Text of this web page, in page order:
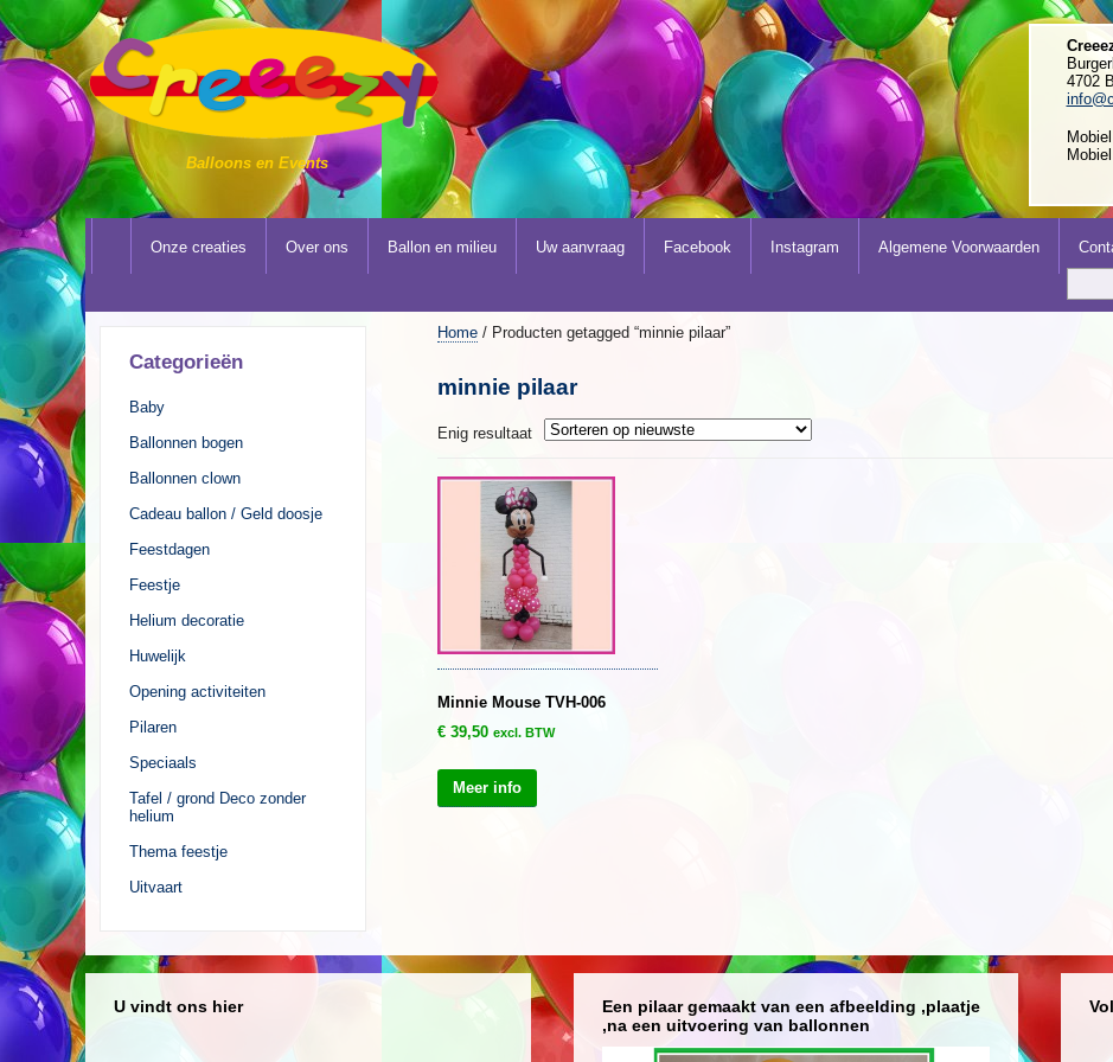
Balloons en Events
4702
Onze creaties Over ons Ballon en milieu Uw aanvraag Facebook Instagram Algemene Voorwaarden
Categorieën
Baby
Ballonnen bogen
Ballonnen clown
Cadeau ballon / Geld doosje
Feestdagen
Feestje
Helium decoratie
Huwelijk
Opening activiteiten
Pilaren
Speciaals
Tafel / grond Deco zonder
helium
Thema feestje
Uitvaart
Home / Producten getagged “minnie pilaar”
minnie pilaar
Enig resultaat
Minnie Mouse TVH-006
€ 39,50 excl. BTW
Meer info
U vindt ons hier
Een pilaar gemaakt van een afbeelding ,plaatje
,na een uitvoering van ballonnen